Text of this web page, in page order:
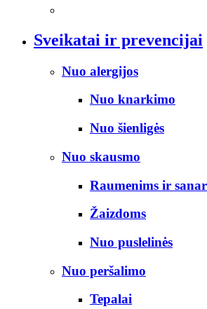
Sveikatai ir prevencijai
Nuo alergijos
Nuo knarkimo
Nuo šienligės
Nuo skausmo
Raumenims ir
Žaizdoms
Nuo puslelinės
Nuo peršalimo
Tepalai